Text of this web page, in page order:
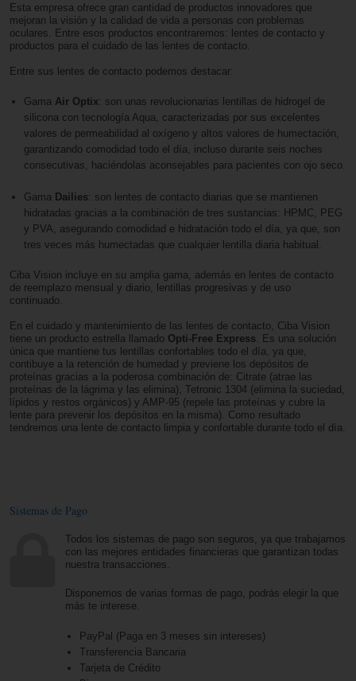
Esta empresa ofrece gran cantidad de productos innovadores que
mejoran la visión y la calidad de vida a personas con problemas
oculares. Entre esos productos encontraremos: lentes de contacto y
productos para el cuidado de las lentes de contacto.
Entre sus lentes de contacto podemos destacar:
Gama Air Optix: son unas revolucionarias lentillas de hidrogel de
silicona con tecnología Aqua, caracterizadas por sus excelentes
valores de permeabilidad al oxígeno y altos valores de humectación,
garantizando comodidad todo el día, incluso durante seis noches
consecutivas, haciéndolas aconsejables para pacientes con ojo seco.
Gama Dailies: son lentes de contacto diarias que se mantienen
hidratadas gracias a la combinación de tres sustancias: HPMC, PEG
y PVA, asegurando comodidad e hidratación todo el día, ya que, son
tres veces más humectadas que cualquier lentilla diaria habitual.
Ciba Vision incluye en su amplia gama, además en lentes de contacto
de reemplazo mensual y diario, lentillas progresivas y de uso
continuado.
En el cuidado y mantenimiento de las lentes de contacto, Ciba Vision
tiene un producto estrella llamado Opti-Free Express . Es una solución
única que mantiene tus lentillas confortables todo el día, ya que,
contibuye a la retención de humedad y previene los depósitos de
proteínas gracias a la poderosa combinación de: Citrate (atrae las
proteínas de la lágrima y las elimina), Tetronic 1304 (elimina la suciedad,
lípidos y restos orgánicos) y AMP-95 (repele las proteínas y cubre la
lente para prevenir los depósitos en la misma). Como resultado
tendremos una lente de contacto limpia y confortable durante todo el día.
Sistemas de Pago
Todos los sistemas de pago son seguros, ya que trabajamos
con las mejores entidades financieras que garantizan todas
nuestra transacciones.
Disponemos de varias formas de pago, podrás elegir la que
más te interese.
PayPal (Paga en 3 meses sin intereses)
Transferencia Bancaria
Tarjeta de Crédito